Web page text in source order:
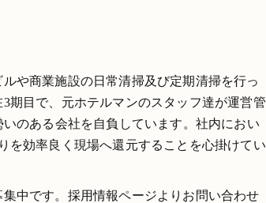
や商業施設の日常清掃及び定期清掃を行っ
期目で、元ホテルマンのスタッフ達が運営管
のある会社を自負しています。社内におい
を効率良く現場へ還元することを心掛けてい
中です。採用情報ページよりお問い合わせ